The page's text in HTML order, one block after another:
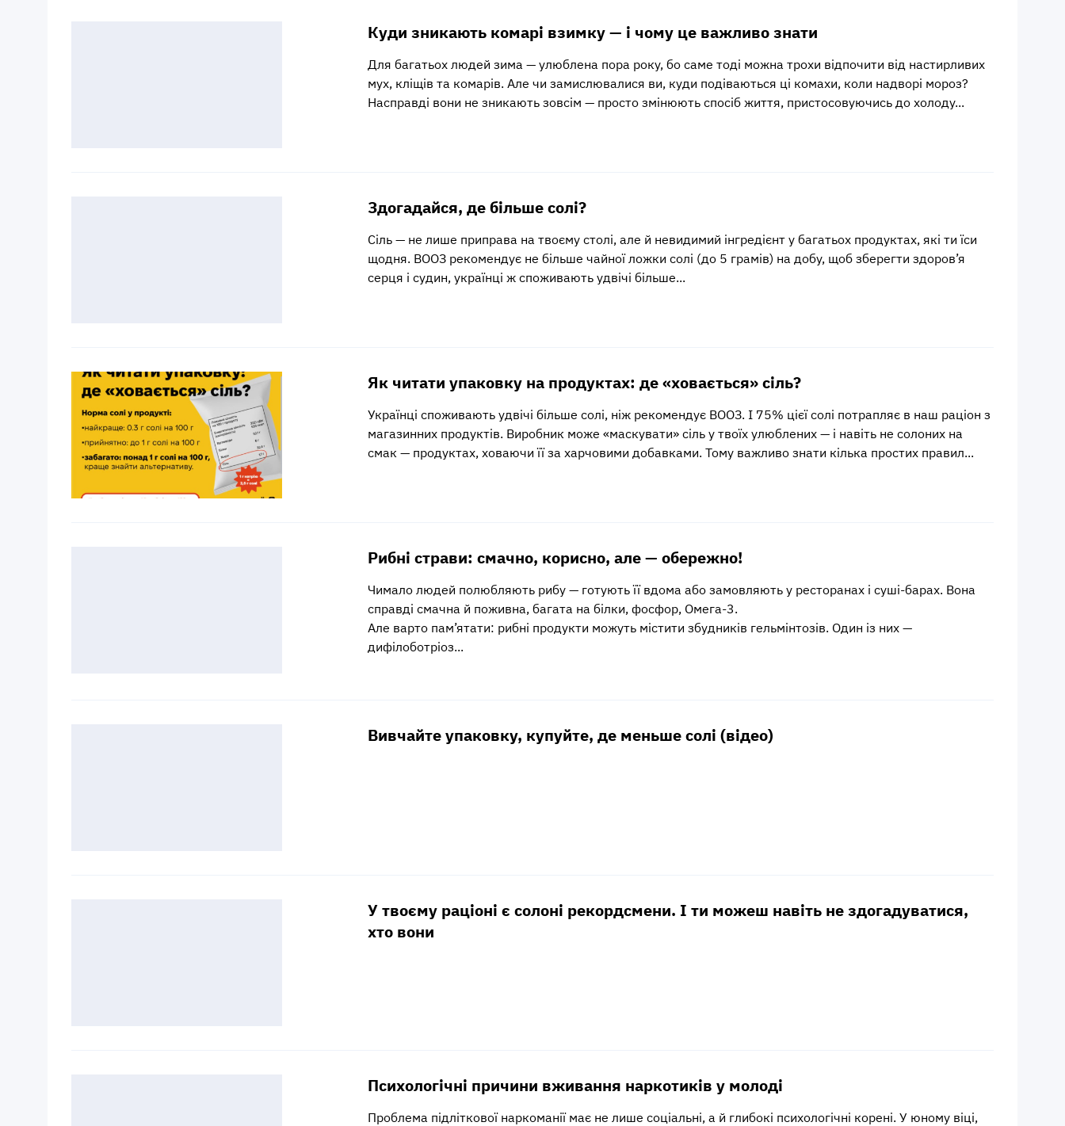
Куди зникають комарі взимку — і чому це важливо знати
Для багатьох людей зима — улюблена пора року, бо саме тоді можна трохи відпочити від настирливих
мух, кліщів та комарів. Але чи замислювалися ви, куди подіваються ці комахи, коли надворі мороз?
Насправді вони не зникають зовсім — просто змінюють спосіб життя, пристосовуючись до холоду...
Здогадайся, де більше солі?
Сіль — не лише приправа на твоєму столі, але й невидимий інгредієнт у багатьох продуктах, які ти їси
щодня. ВООЗ рекомендує не більше чайної ложки солі (до 5 грамів) на добу, щоб зберегти здоров’я
серця і судин, українці ж споживають удвічі більше...
Як читати упаковку на продуктах: де «ховається» сіль?
Українці споживають удвічі більше солі, ніж рекомендує ВООЗ. І 75% цієї солі потрапляє в наш раціон з
магазинних продуктів. Виробник може «маскувати» сіль у твоїх улюблених — і навіть не солоних на
смак — продуктах, ховаючи її за харчовими добавками. Тому важливо знати кілька простих правил...
Рибні страви: смачно, корисно, але — обережно!
Чимало людей полюбляють рибу — готують її вдома або замовляють у ресторанах і суші-барах. Вона
справді смачна й поживна, багата на білки, фосфор, Омега-3.
Але варто пам’ятати: рибні продукти можуть містити збудників гельмінтозів. Один із них —
дифілоботріоз...
Вивчайте упаковку, купуйте, де меньше солі (відео)
У твоєму раціоні є солоні рекордсмени. І ти можеш навіть не здогадуватися,
хто вони
Психологічні причини вживання наркотиків у молоді
Проблема підліткової наркоманії має не лише соціальні, а й глибокі психологічні корені. У юному віці,